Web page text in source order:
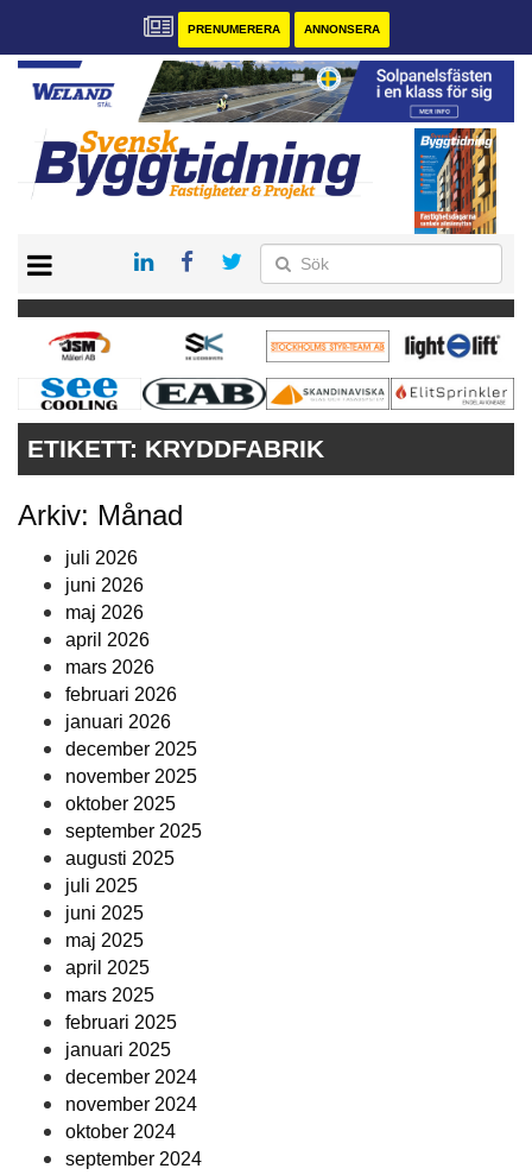
PRENUMERERA ANNONSERA
PRENUMERERA
VÅRA ANDRA MAGASIN
ANNONSERA
KONTAKT
ETIKETT: KRYDDFABRIK
Arkiv: Månad
juli 2026
juni 2026
maj 2026
april 2026
mars 2026
februari 2026
januari 2026
december 2025
november 2025
oktober 2025
september 2025
augusti 2025
juli 2025
juni 2025
maj 2025
april 2025
mars 2025
februari 2025
januari 2025
december 2024
november 2024
oktober 2024
september 2024